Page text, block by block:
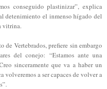
conseguido plastinizar”, explica
detenimiento el inmenso hígado del
vitrina.
de Vertebrados, prefiere sin embargo
del conejo: “Estamos ante una
sinceramente que va a haber un
volveremos a ser capaces de volver a